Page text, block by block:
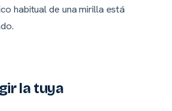
habitual de una mirilla está
la tuya